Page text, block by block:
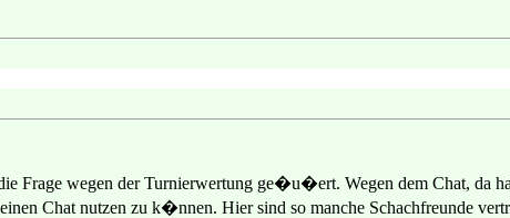
Frage wegen der Turnierwertung ge�u�ert. Wegen dem Chat, da
Chat nutzen zu k�nnen. Hier sind so manche Schachfreunde